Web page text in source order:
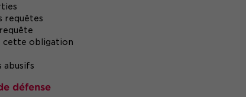
requêtes
cette obligation
abusifs
défense